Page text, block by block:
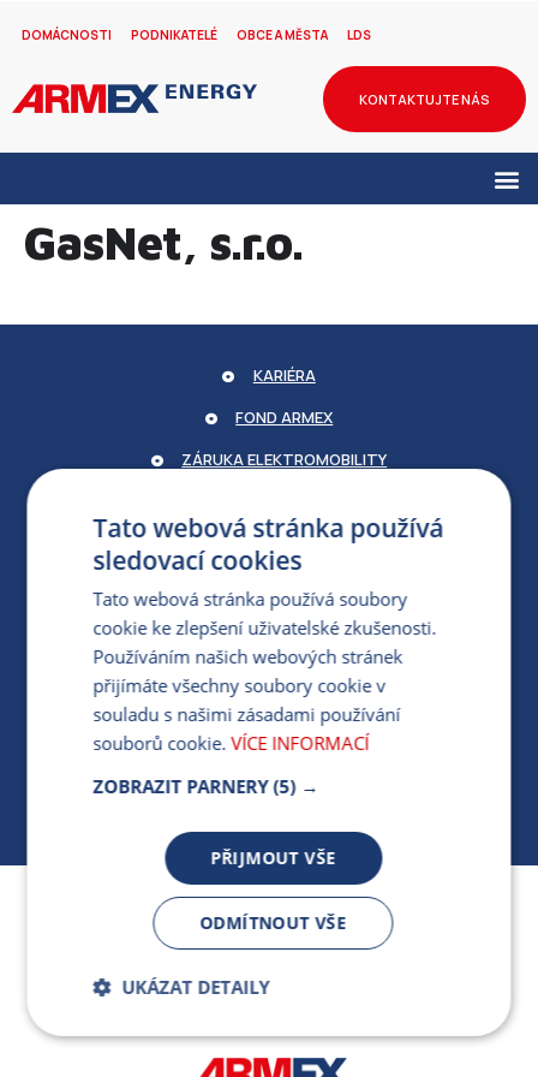
DOMÁCNOSTI PODNIKATELÉ OBCE A MĚSTA LDS
KONTAKTUJTE NÁS
GasNet, s.r.o.
Jsme součástí skupiny ARMEX a členem Asociace
nezávislých dodavatelů energií.
KARIÉRA
FOND ARMEX
ZÁRUKA ELEKTROMOBILITY
PRO MÉDIA
MÁM DOTAZ KE STÁVAJÍCÍ SMLOUVĚ
412 154 154
PO-PÁ 7:30-17:00
Tato webová stránka používá
sledovací cookies
Tato webová stránka používá soubory
cookie ke zlepšení uživatelské zkušenosti.
Používáním našich webových stránek
přijímáte všechny soubory cookie v
souladu s našimi zásadami používání
souborů cookie. VÍCE INFORMACÍ
ZOBRAZIT PARNERY (5) →
PŘIJMOUT VŠE
ODMÍTNOUT VŠE
UKÁZAT DETAILY
Bezpodmínečně
nutné soubory
Výkonnostní